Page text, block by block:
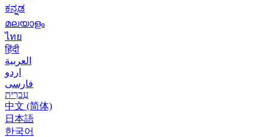
ಕನ್ನಡ
മലയാളം
ไทย
हिंदी
العربية
اردو
فارسی
עִברִית
中文 (简体)
日本語
한국어